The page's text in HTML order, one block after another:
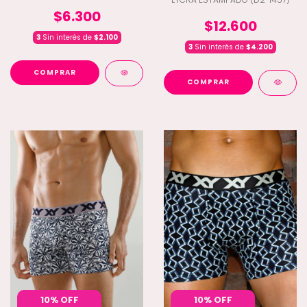
$6.300
3Sin interés de $2.100
COMPRAR
$12.600
3Sin interés de $4.200
COMPRAR
10% OFF 10% OFF